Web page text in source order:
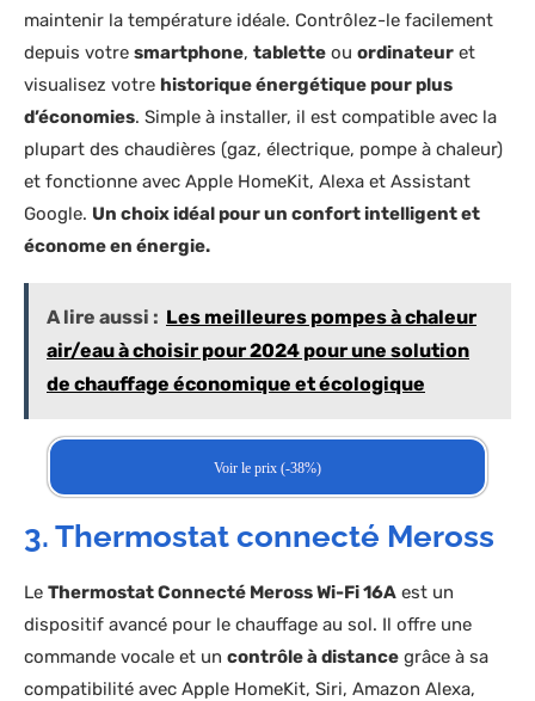
maintenir la température idéale. Contrôlez-le facilement
depuis votre smartphone, tablette ou ordinateur et
visualisez votre historique énergétique pour plus
d’économies. Simple à installer, il est compatible avec la
plupart des chaudières (gaz, électrique, pompe à chaleur)
et fonctionne avec Apple HomeKit, Alexa et Assistant
Google. Un choix idéal pour un confort intelligent et
économe en énergie.
A lire aussi : Les meilleures pompes à chaleur
air/eau à choisir pour 2024 pour une solution
de chauffage économique et écologique
Voir le prix (-38%)
3. Thermostat connecté Meross
Le Thermostat Connecté Meross Wi-Fi 16A est un
dispositif avancé pour le chauffage au sol. Il offre une
commande vocale et un contrôle à distance grâce à sa
compatibilité avec Apple HomeKit, Siri, Amazon Alexa,